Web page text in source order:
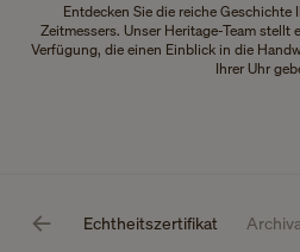
Entdecken Sie die reiche
Zeitmessers. Unser Heritage-Team
Verfügung, die einen Einblick in die
Ihrer Uhr
Echtheitszertifikat